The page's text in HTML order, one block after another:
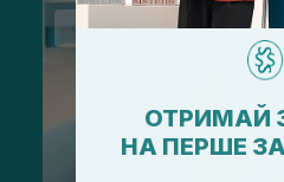
ОТРИМАЙ
НА ПЕРШЕ